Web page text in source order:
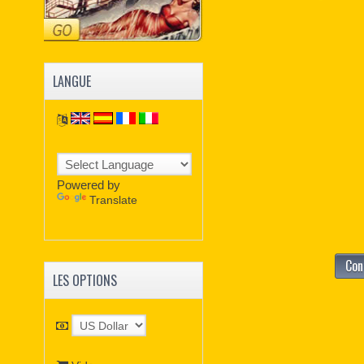
LANGUE
Powered by
Translate
LES OPTIONS